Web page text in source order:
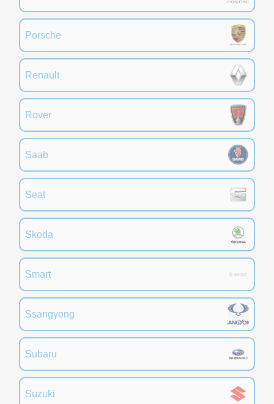
Porsche
Renault
Rover
Saab
Seat
Skoda
Smart
Ssangyong
Subaru
Suzuki